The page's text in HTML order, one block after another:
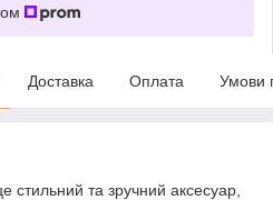
Доставка Оплата Умови
стильний та зручний аксесуар,